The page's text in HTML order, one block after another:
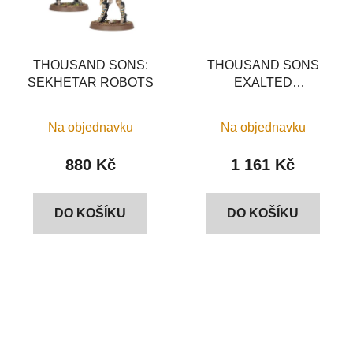
THOUSAND SONS:
SEKHETAR ROBOTS
Na objednavku
880 Kč
DO KOŠÍKU
THOUSAND SONS
EXALTED
Na objednavku
1 161 Kč
DO KOŠÍKU